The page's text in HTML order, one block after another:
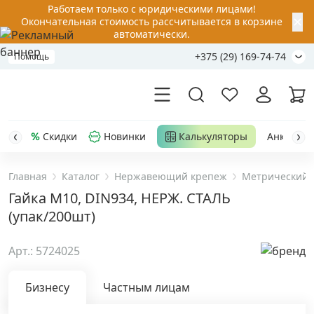
Работаем только с юридическими лицами!
Окончательная стоимость рассчитывается в корзине
автоматически.
Помощь +375 (29) 169-74-74
Акции
Распродажа
Уценка
Анкерная техника
Скидки Новинки Калькуляторы Анкер-
Главная Каталог Нержавеющий крепеж Метрический
Гайка М10, DIN934, НЕРЖ. СТАЛЬ
(упак/200шт)
Арт.: 5724025
Бизнесу Частным лицам